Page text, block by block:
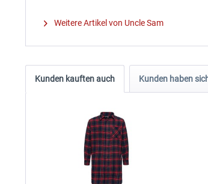
Weitere Artikel von Uncle Sam
Kunden kauften auch Kunden haben